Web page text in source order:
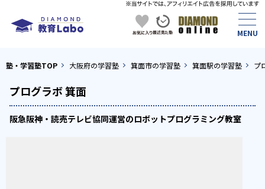
塾・学習塾TOP 大阪府の学習塾 箕面市の学習塾 箕面駅の学習塾 プ
プログラボ 箕面
阪急阪神・読売テレビ協同運営のロボットプログラミング教室